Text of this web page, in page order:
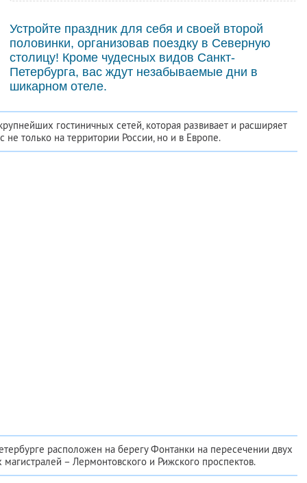
Устройте праздник для себя и своей второй
половинки, организовав поездку в Северную
столицу! Кроме чудесных видов Санкт-
Петербурга, вас ждут незабываемые дни в
шикарном отеле.
гостиничных сетей, которая развивает и расширяет
не только на территории России, но и в Европе.
расположен на берегу Фонтанки на пересечении двух
– Лермонтовского и Рижского проспектов.